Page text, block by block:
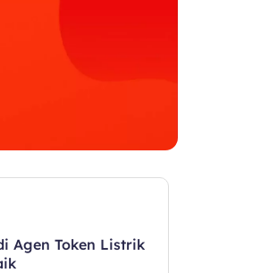
Agen Token Listrik